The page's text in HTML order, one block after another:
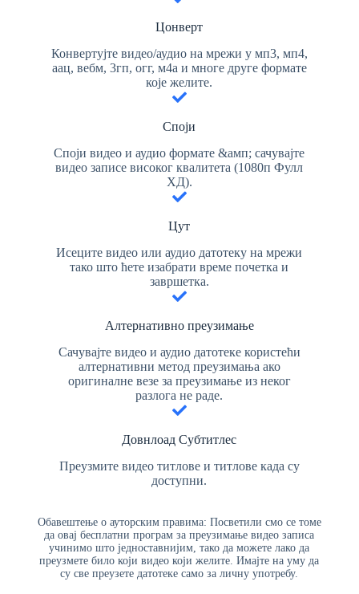
Цонверт
Конвертујте видео/аудио на мрежи у мп3, мп4,
аац, вебм, 3гп, огг, м4а и многе друге формате
које желите.
Споји
Споји видео и аудио формате &амп; сачувајте
видео записе високог квалитета (1080п Фулл
ХД).
Цут
Исеците видео или аудио датотеку на мрежи
тако што ћете изабрати време почетка и
завршетка.
Алтернативно преузимање
Сачувајте видео и аудио датотеке користећи
алтернативни метод преузимања ако
оригиналне везе за преузимање из неког
разлога не раде.
Довнлоад Субтитлес
Преузмите видео титлове и титлове када су
доступни.
Обавештење о ауторским правима: Посветили смо се томе
да овај бесплатни програм за преузимање видео записа
учинимо што једноставнијим, тако да можете лако да
преузмете било који видео који желите. Имајте на уму да
су све преузете датотеке само за личну употребу.